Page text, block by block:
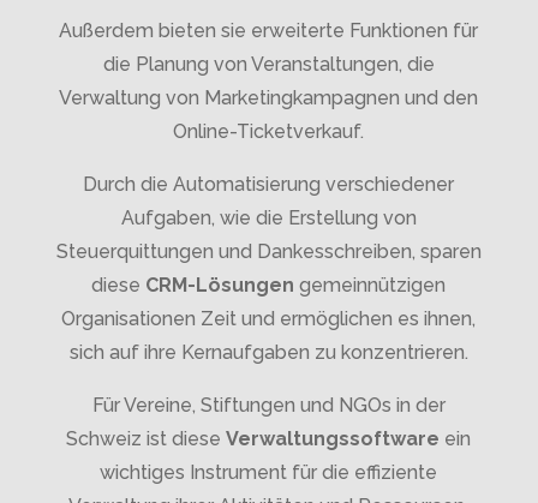
Außerdem bieten sie erweiterte Funktionen für
die Planung von Veranstaltungen, die
Verwaltung von Marketingkampagnen und den
Online-Ticketverkauf.
Durch die Automatisierung verschiedener
Aufgaben, wie die Erstellung von
Steuerquittungen und Dankesschreiben, sparen
diese CRM-Lösungen gemeinnützigen
Organisationen Zeit und ermöglichen es ihnen,
sich auf ihre Kernaufgaben zu konzentrieren.
Für Vereine, Stiftungen und NGOs in der
Schweiz ist dieseVerwaltungssoftware ein
wichtiges Instrument für die effiziente